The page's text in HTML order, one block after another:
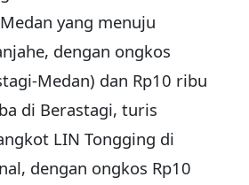
yang menuju
dengan ongkos
Medan) dan Rp10 ribu
di Berastagi, turis
LIN Tongging di
dengan ongkos Rp10